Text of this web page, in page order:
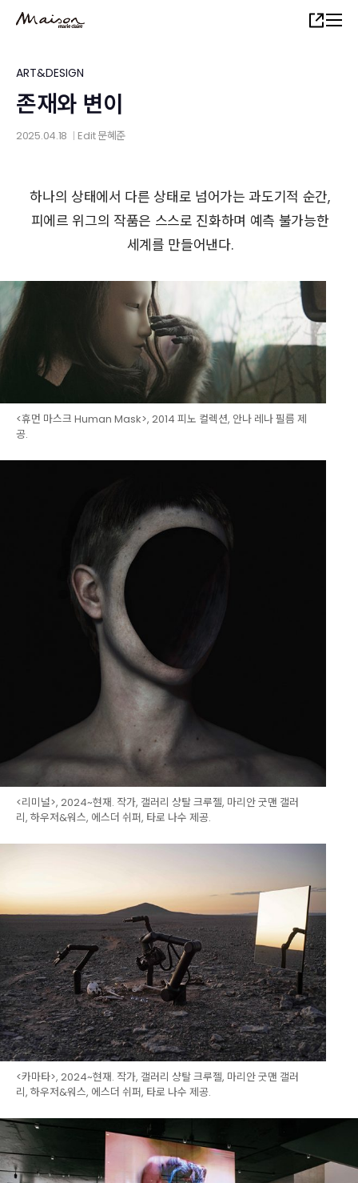
content
Share
ART&DESIGN
존재와 변이
2025.04.18 Edit문혜준
하나의 상태에서 다른 상태로 넘어가는 과도기적 순간,
피에르 위그의 작품은 스스로 진화하며 예측 불가능한
세계를 만들어낸다.
<휴먼 마스크 Human Mask>, 2014 피노 컬렉션, 안나 레나 필름 제
공.
<리미널>, 2024~현재. 작가, 갤러리 샹탈 크루젤, 마리안 굿맨 갤러
리, 하우저&워스, 에스더 쉬퍼, 타로 나수 제공.
<카마타>, 2024~현재. 작가, 갤러리 샹탈 크루젤, 마리안 굿맨 갤러
리, 하우저&워스, 에스더 쉬퍼, 타로 나수 제공.